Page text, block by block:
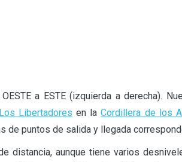
a ESTE (izquierda a derecha).
Libertadores en laCordillera de los
de puntos de salida y llegada
distancia, aunque tiene varios